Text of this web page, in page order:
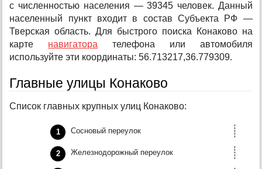
с численностью населения — 39345 человек. Данный
населенный пункт входит в состав Субъекта РФ —
Тверская область. Для быстрого поиска Конаково на
карте навигатора телефона или автомобиля
используйте эти координаты: 56.713217,36.779309.
Главные улицы Конаково
Список главных крупных улиц Конаково:
Сосновый переулок
Железнодорожный переулок